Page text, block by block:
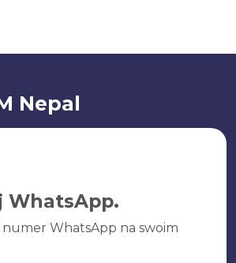
Nepal
WhatsApp.
numer WhatsApp na swoim